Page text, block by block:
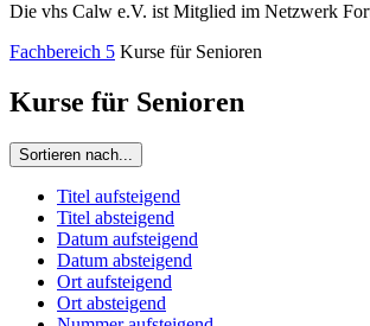
Die vhs Calw e.V. ist Mitglied im Netzwerk
Fachbereich 5 Kurse für Senioren
Kurse für Senioren
Sortieren nach...
Titel aufsteigend
Titel absteigend
Datum aufsteigend
Datum absteigend
Ort aufsteigend
Ort absteigend